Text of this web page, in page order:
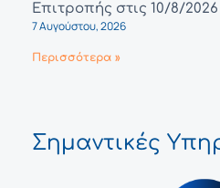
Επιτροπής στις 10/8/2026
7 Αυγούστου, 2026
Περισσότερα »
Σημαντικές